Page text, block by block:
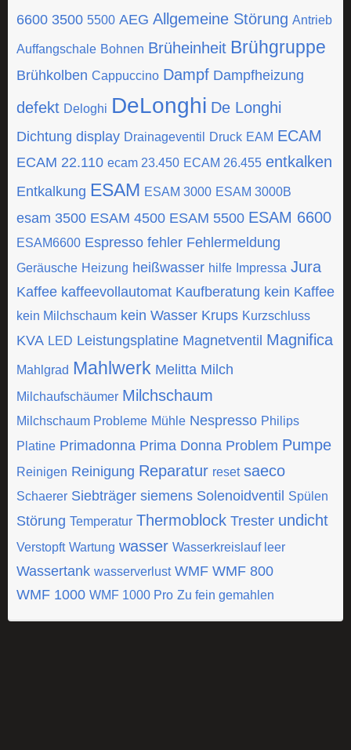
6600 3500 5500 AEG Allgemeine Störung Antrieb
Auffangschale Bohnen Brüheinheit Brühgruppe
Brühkolben Cappuccino Dampf Dampfheizung
defekt Deloghi DeLonghi De Longhi
Dichtung display Drainageventil Druck EAM ECAM
ECAM 22.110 ecam 23.450 ECAM 26.455 entkalken
Entkalkung ESAM ESAM 3000 ESAM 3000B
esam 3500 ESAM 4500 ESAM 5500 ESAM 6600
ESAM6600 Espresso fehler Fehlermeldung
Geräusche Heizung heißwasser hilfe Impressa Jura
Kaffee kaffeevollautomat Kaufberatung kein Kaffee
kein Milchschaum kein Wasser Krups Kurzschluss
KVA LED Leistungsplatine Magnetventil Magnifica
Mahlgrad Mahlwerk Melitta Milch
Milchaufschäumer Milchschaum
Milchschaum Probleme Mühle Nespresso Philips
Platine Primadonna Prima Donna Problem Pumpe
Reinigen Reinigung Reparatur reset saeco
Schaerer Siebträger siemens Solenoidventil Spülen
Störung Temperatur Thermoblock Trester undicht
Verstopft Wartung wasser Wasserkreislauf leer
Wassertank wasserverlust WMF WMF 800
WMF 1000 WMF 1000 Pro Zu fein gemahlen